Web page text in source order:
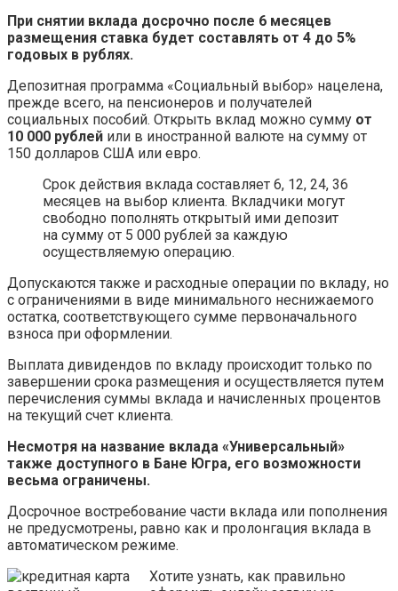
При снятии вклада досрочно после 6 месяцев
размещения ставка будет составлять от 4 до 5%
годовых в рублях.
Депозитная программа «Социальный выбор» нацелена,
прежде всего, на пенсионеров и получателей
социальных пособий. Открыть вклад можно сумму от
10 000 рублей или в иностранной валюте на сумму от
150 долларов США или евро.
Срок действия вклада составляет 6, 12, 24, 36
месяцев на выбор клиента. Вкладчики могут
свободно пополнять открытый ими депозит
на сумму от 5 000 рублей за каждую
осуществляемую операцию.
Допускаются также и расходные операции по вкладу, но
с ограничениями в виде минимального неснижаемого
остатка, соответствующего сумме первоначального
взноса при оформлении.
Выплата дивидендов по вкладу происходит только по
завершении срока размещения и осуществляется путем
перечисления суммы вклада и начисленных процентов
на текущий счет клиента.
Несмотря на название вклада «Универсальный»
также доступного в Бане Югра, его возможности
весьма ограничены.
Досрочное востребование части вклада или пополнения
не предусмотрены, равно как и пролонгация вклада в
автоматическом режиме.
Хотите узнать, как правильно